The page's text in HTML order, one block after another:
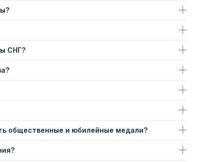
СНГ?
общественные и юбилейные медали?